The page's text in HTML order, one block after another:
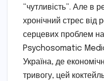
“чутливість”. Але в
хронічний стрес від
серцевих проблем
Psychosomatic
Україна, де
тривогу, цей